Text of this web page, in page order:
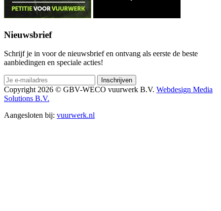
Nieuwsbrief
Schrijf je in voor de nieuwsbrief en ontvang als eerste de beste
aanbiedingen en speciale acties!
Copyright 2026 © GBV-WECO vuurwerk B.V. Webdesign Media
Solutions B.V.
Aangesloten bij: vuurwerk.nl